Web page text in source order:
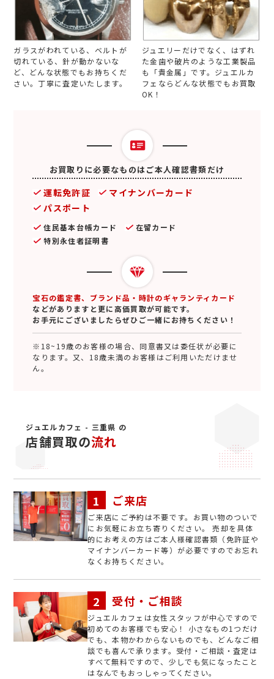
ガラスがわれている、ベルトが
切れている、針が動かないな
ど、どんな状態でもお持ちくだ
さい。丁寧に査定いたします。
ジュエリーだけでなく、はずれ
た金歯や破片のような工業製品
も「貴金属」です。ジュエルカ
フェならどんな状態でもお買取
OK！
お買取りに必要なものはご本人確認書類だけ
運転免許証
マイナンバーカード
パスポート
住民基本台帳カード
在留カード
特別永住者証明書
宝石の鑑定書、ブランド品・時計のギャランティカード
などがありますと更に高価買取が可能です。
お手元にございましたらぜひご一緒にお持ちください！
※18~19歳のお客様の場合、同意書又は委任状が必要に
なります。又、18歳未満のお客様はご利用いただけませ
ん。
ジュエルカフェ - 三重県 の
店舗買取の流れ
ご来店
ご来店にご予約は不要です。お買い物のついで
にお気軽にお立ち寄りください。 売却を具体
的にお考えの方はご本人様確認書類（免許証や
マイナンバーカード等）が必要ですのでお忘れ
なくお持ちください。
受付・ご相談
ジュエルカフェは女性スタッフが中心ですので
初めてのお客様でも安心！ 小さなもの1つだけ
でも、本物かわからないものでも、どんなご相
談でも喜んで承ります。受付・ご相談・査定は
すべて無料ですので、少しでも気になったこと
はなんでもおっしゃってください。